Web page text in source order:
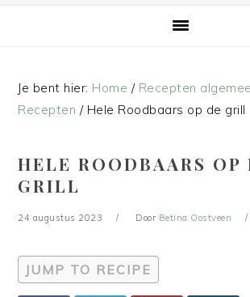
Je bent hier: Home / Recepten
Recepten /Hele Roodbaars op de grill
HELE ROODBAARS OP
GRILL
24 augustus 2023 Door Betina Oostveen
JUMP TO RECIPE